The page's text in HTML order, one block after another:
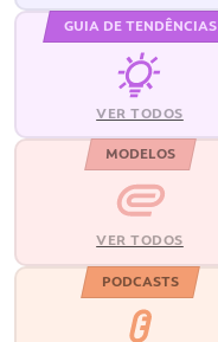
GUIA DE TENDÊNCIAS
VER TODOS
MODELOS
VER TODOS
PODCASTS